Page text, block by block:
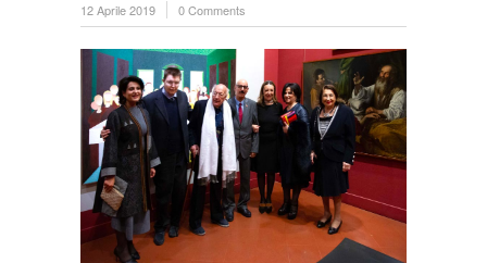
12 Aprile 2019 0 Comments